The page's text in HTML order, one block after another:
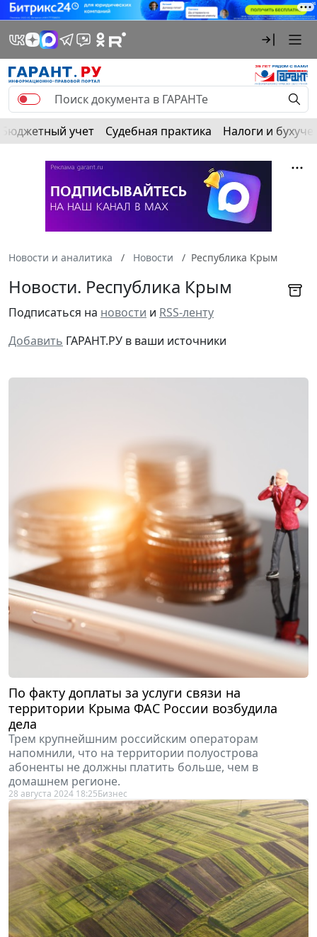
Бюджетный учет Судебная практика Налоги и
Новости и аналитика Новости Республика Крым
Новости. Республика Крым
Подписаться на новости и RSS-ленту
Добавить ГАРАНТ.РУ в ваши источники
По факту доплаты за услуги связи на
территории Крыма ФАС России возбудила
дела
Трем крупнейшним российским операторам
напомнили, что на территории полуострова
абоненты не должны платить больше, чем в
домашнем регионе.
28 августа 2024 18:25Бизнес